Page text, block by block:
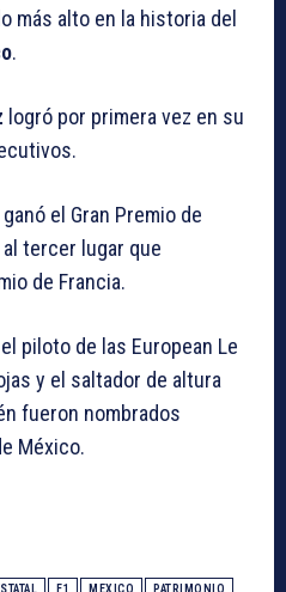
más alto en la historia del
.
logró por primera vez en su
ganó el Gran Premio de
tercer lugar que
de Francia.
el piloto de las European Le
y el saltador de altura
fueron nombrados
México.
F1 MEXICO PATRIMONIO